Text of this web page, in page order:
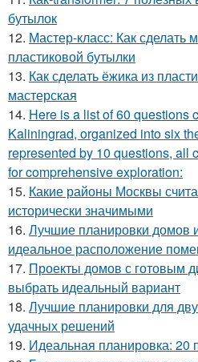
бутылок
12. Мастер-класс: Как сделать
пластиковой бутылки
13. Как сделать ёжика из
мастерская
14. Here is a list of 60 questions
Kaliningrad, organized into six
represented by 10 questions, all
for comprehensive exploration:
15. Какие районы Москвы
исторически значимыми
16. Лучшие планировки домов
идеальное расположение
17. Проекты домов с готовым
выбрать идеальный вариант
18. Лучшие планировки для
удачных решений
19. Идеальная планировка: